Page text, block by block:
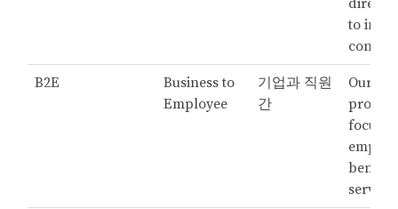
to
B2E
Business to
Employee
기업과 직원
간
Our